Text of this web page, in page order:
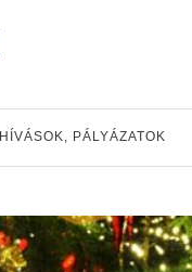
PÁLYÁZATOK